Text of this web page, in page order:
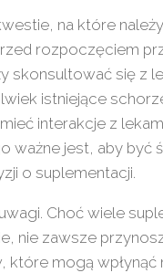
na które
rozpoczęciem
skonsultować się z
istniejące
interakcje z
ważne jest, aby być
o suplementacji.
Choć wiele
nie zawsze
które mogą wpłynąć